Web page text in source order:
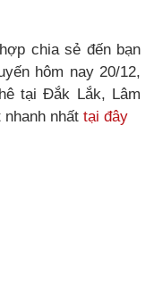
chia sẻ đến bạn
hôm nay 20/12,
tại Đắk Lắk, Lâm
nhất tại đây